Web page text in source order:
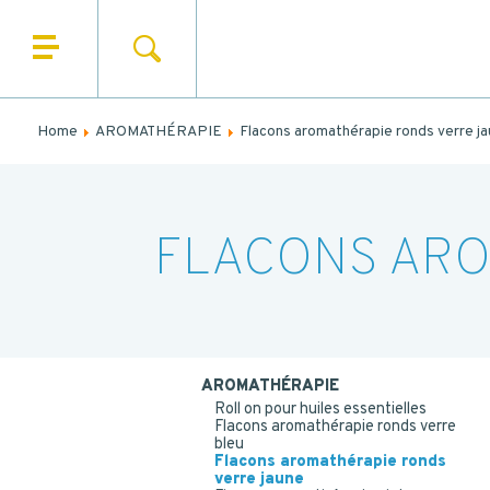
WHO ARE WE
OUR SERVICES
Home AROMATHÉRAPIE Flacons aromathérapie ronds verre
FLACONS
AROMATHÉRAPIE
Roll on pour huiles essentielles
Flacons aromathérapie ronds verre
bleu
Flacons aromathérapie ronds
verre jaune